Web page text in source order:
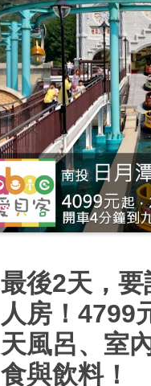
最後2天，
人房！4799
天風呂、室
食與飲料！